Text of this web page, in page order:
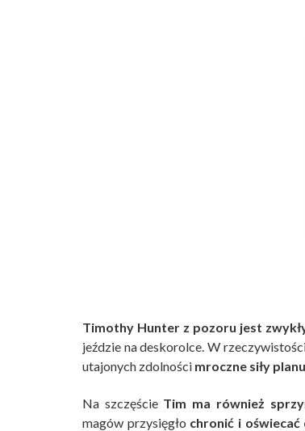
Timothy Hunter z pozoru jest
jeździe na deskorolce. W
utajonych zdolności mroczne siły
Na szczęście Tim ma również
magów przysięgło chronić i oświecać